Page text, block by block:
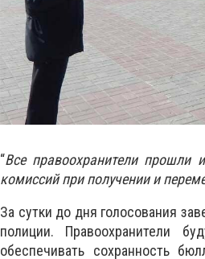
“Все правоохранители прошли
комиссий при получении и
За сутки до дня голосования
полиции. Правоохранители
обеспечивать сохранность